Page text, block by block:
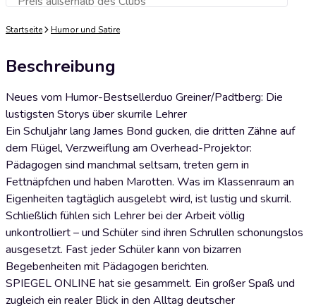
Zum Warenkorb hinzufügen
Startseite Humor und Satire
Beschreibung
Neues vom Humor-Bestsellerduo Greiner/Padtberg: Die
lustigsten Storys über skurrile Lehrer
Ein Schuljahr lang James Bond gucken, die dritten Zähne auf
dem Flügel, Verzweiflung am Overhead-Projektor:
Pädagogen sind manchmal seltsam, treten gern in
Fettnäpfchen und haben Marotten. Was im Klassenraum an
Eigenheiten tagtäglich ausgelebt wird, ist lustig und skurril.
Schließlich fühlen sich Lehrer bei der Arbeit völlig
unkontrolliert – und Schüler sind ihren Schrullen schonungslos
ausgesetzt. Fast jeder Schüler kann von bizarren
Begebenheiten mit Pädagogen berichten.
SPIEGEL ONLINE hat sie gesammelt. Ein großer Spaß und
zugleich ein realer Blick in den Alltag deutscher